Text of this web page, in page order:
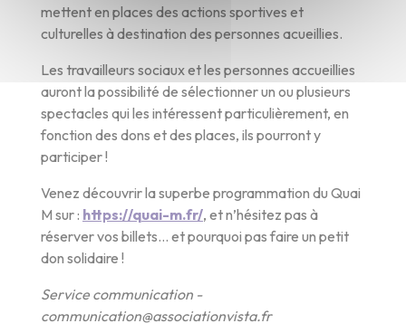
mettent en places des actions sportives et
culturelles à destination des personnes acueillies.
Les travailleurs sociaux et les personnes accueillies
auront la possibilité de sélectionner un ou plusieurs
spectacles qui les intéressent particulièrement, en
fonction des dons et des places, ils pourront y
participer !
Venez découvrir la superbe programmation du Quai
M sur : https://quai-m.fr/, et n’hésitez pas à
réserver vos billets… et pourquoi pas faire un petit
don solidaire !
Service communication -
communication@associationvista.fr